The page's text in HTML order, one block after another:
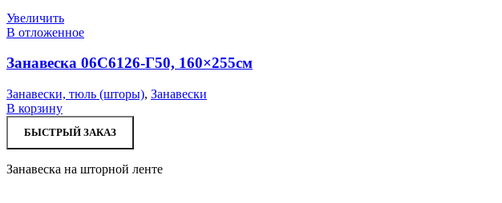
Увеличить
В отложенное
Занавеска 06С6126-Г50, 160×255см
Занавески, тюль (шторы), Занавески
В корзину
БЫСТРЫЙ ЗАКАЗ
Занавеска на шторной ленте